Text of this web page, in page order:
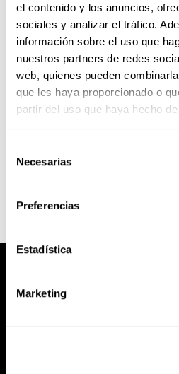
el contenido y los anuncios,
sociales y analizar el tráfico.
información sobre el uso que
nuestros partners de redes
web, quienes pueden
que les haya proporcionado o
partir del uso que haya hecho
Necesarias
Preferencias
Estadística
Marketing
5 consejos para
ante los
Siempre se los he
piel es lo más
estos consejos
Política de